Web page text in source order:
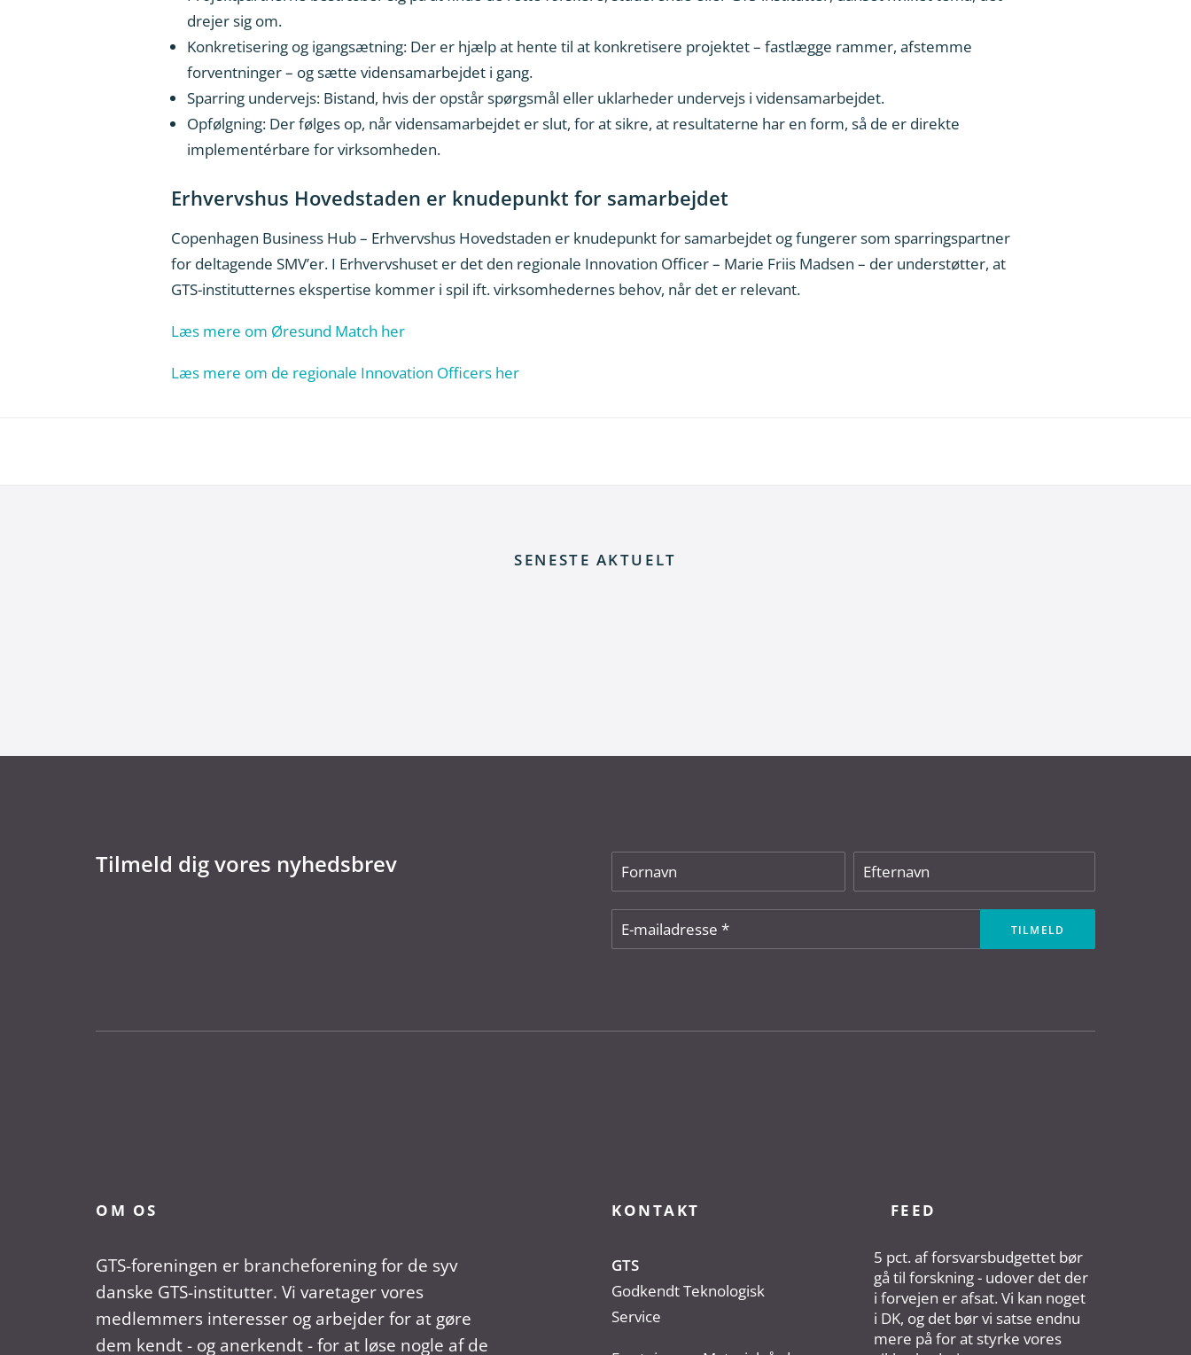
drejer sig om.
Konkretisering og igangsætning: Der er hjælp at hente til at konkretisere projektet – fastlægge rammer, afstemme
forventninger – og sætte vidensamarbejdet i gang.
Sparring undervejs: Bistand, hvis der opstår spørgsmål eller uklarheder undervejs i vidensamarbejdet.
Opfølgning: Der følges op, når vidensamarbejdet er slut, for at sikre, at resultaterne har en form, så de er direkte
implementérbare for virksomheden.
Erhvervshus Hovedstaden er knudepunkt for samarbejdet
Copenhagen Business Hub – Erhvervshus Hovedstaden er knudepunkt for samarbejdet og fungerer som sparringspartner
for deltagende SMV’er. I Erhvervshuset er det den regionale Innovation Officer – Marie Friis Madsen – der understøtter, at
GTS-institutternes ekspertise kommer i spil ift. virksomhedernes behov, når det er relevant.
Læs mere om Øresund Match her
Læs mere om de regionale Innovation Officers her
SENESTE AKTUELT
Tilmeld dig vores nyhedsbrev
OM OS
GTS-foreningen er brancheforening for de syv
danske GTS-institutter. Vi varetager vores
medlemmers interesser og arbejder for at gøre
dem kendt - og anerkendt - for at løse nogle af de
KONTAKT
GTS
Godkendt Teknologisk
Service
FEED
5 pct. af forsvarsbudgettet bør
gå til forskning - udover det der
i forvejen er afsat. Vi kan noget
i DK, og det bør vi satse endnu
mere på for at styrke vores